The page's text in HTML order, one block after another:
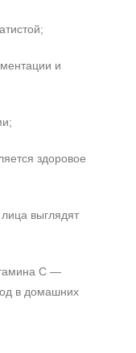
и
здоровое
выглядят
C —
в домашних